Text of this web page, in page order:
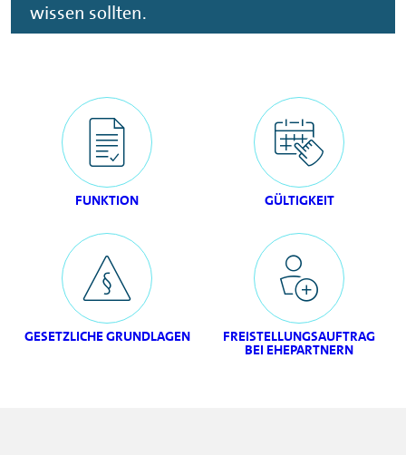
wissen sollten.
FUNKTION GÜLTIGKEIT
GESETZLICHE GRUNDLAGEN FREISTELLUNGSAUFTRAG
BEI EHEPARTNERN